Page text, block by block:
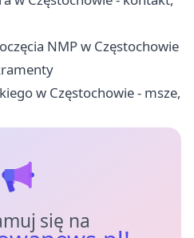
NMP w Częstochowie
w Częstochowie - msze,
się na